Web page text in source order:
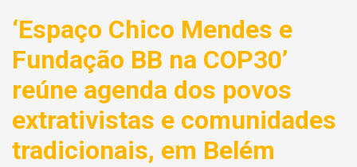
‘Espaço Chico Mendes e
Fundação BB na COP30’
reúne agenda dos povos
extrativistas e comunidades
tradicionais, em Belém